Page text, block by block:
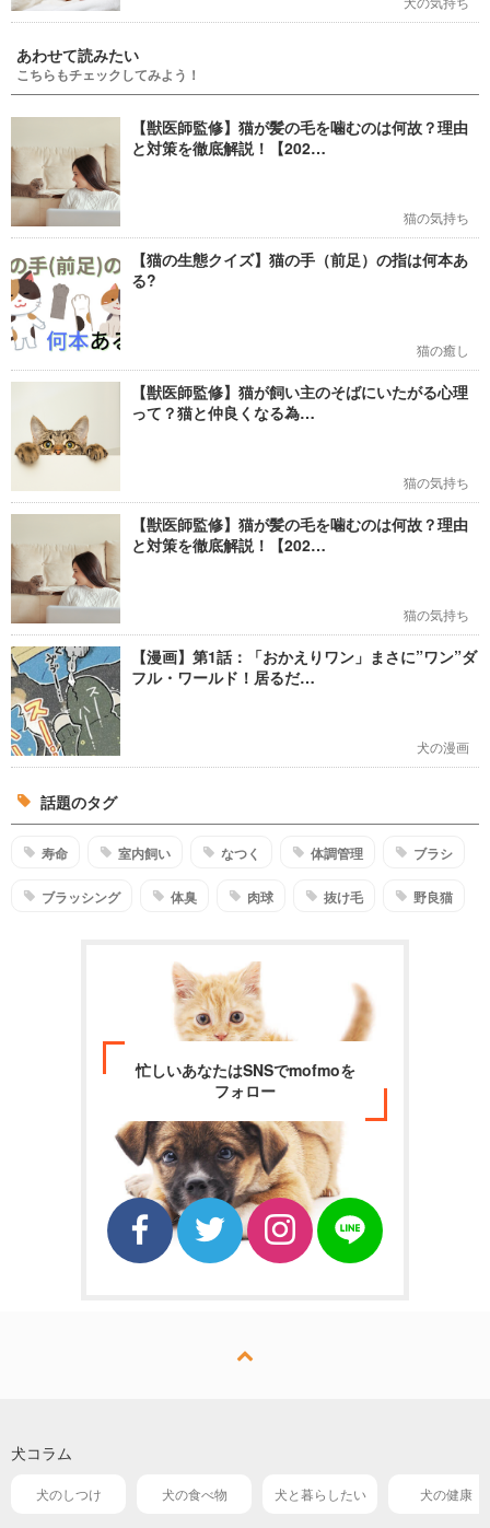
あわせて読みたい
こちらもチェックしてみよう！
【獣医師監修】猫が髪の毛を噛むのは何故？理由
と対策を徹底解説！【202…
猫の気持ち
【猫の生態クイズ】猫の手（前足）の指は何本あ
る?
猫の癒し
【獣医師監修】猫が飼い主のそばにいたがる心理
って？猫と仲良くなる為…
猫の気持ち
【獣医師監修】猫が髪の毛を噛むのは何故？理由
と対策を徹底解説！【202…
猫の気持ち
【漫画】第1話：「おかえりワン」まさに”ワン”ダ
フル・ワールド！居るだ…
犬の漫画
話題のタグ
寿命 室内飼い なつく 体調管理 ブラシ
ブラッシング 体臭 肉球 抜け毛 野良猫
忙しいあなたはSNSでmofmoを
フォロー
犬コラム
犬のしつけ 犬の食べ物 犬と暮らしたい 犬の健康